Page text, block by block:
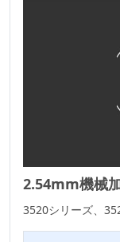
電線対基板コ
ワイヤー・ト
ード コネクト
車載標準シリ
Terminal
Connector
2.54mm機械
3520シリーズ、